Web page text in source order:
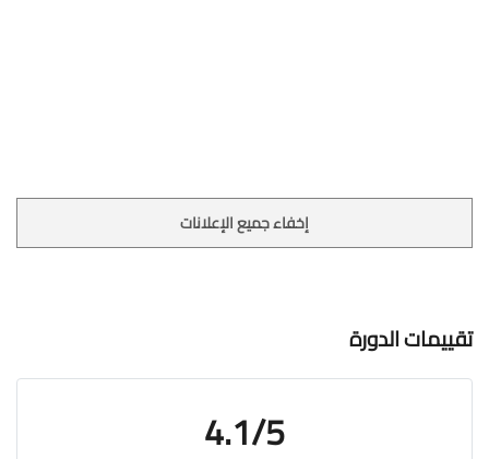
إخفاء جميع الإعلانات
تقييمات الدورة
4.1/5